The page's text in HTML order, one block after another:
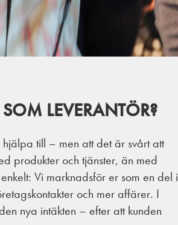
LEVERANTÖR?
till – men att det är svårt att
produkter och tjänster, än med
Vi marknadsför er som en del i
och mer affärer. I
nya intäkten – efter att kunden